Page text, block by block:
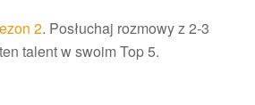
2. Posłuchaj rozmowy z 2-3
talent w swoim Top 5.